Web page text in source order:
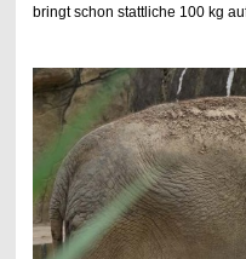
bringt schon stattliche 100 kg